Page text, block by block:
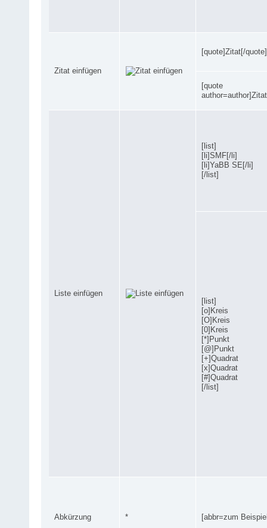
Zitat einfügen
[quote]Zitat[/quote]
[quote
Liste einfügen
[list]
[li]SMF[/li]
[li]YaBB SE[/li]
[/list]
[list]
[o]Kreis
[O]Kreis
[0]Kreis
[*]Punkt
[@]Punkt
[+]Quadrat
[x]Quadrat
[#]Quadrat
[/list]
Abkürzung * [abbr=zum